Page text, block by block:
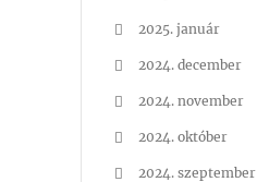
2025. január
2024. december
2024. november
2024. október
2024. szeptember